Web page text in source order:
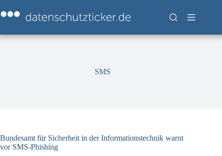
Inhalt
springen
SMS
Bundesamt für Sicherheit in der Informationstechnik warnt
vor SMS-Phishing